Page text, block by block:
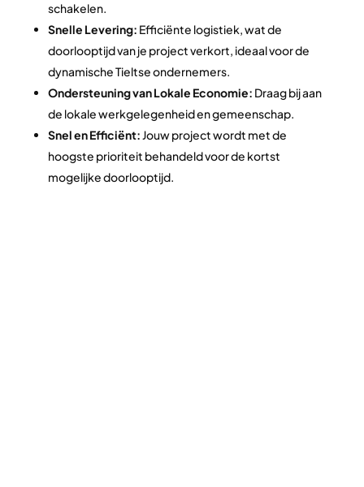
schakelen.
Snelle Levering: Efficiënte logistiek, wat de
doorlooptijd van je project verkort, ideaal voor de
dynamische Tieltse ondernemers.
Ondersteuning van Lokale Economie: Draag bij aan
de lokale werkgelegenheid en gemeenschap.
Snel en Efficiënt:Jouw project wordt met de
hoogste prioriteit behandeld voor de kortst
mogelijke doorlooptijd.